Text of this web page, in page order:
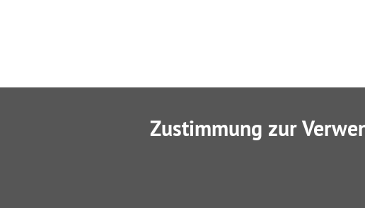
Zustimmung zur